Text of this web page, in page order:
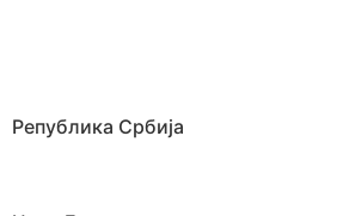
Република Србија